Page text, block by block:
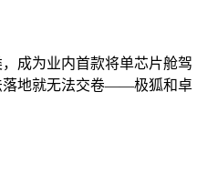
成为业内首款将单芯片舱驾
落地就无法交卷——极狐和卓